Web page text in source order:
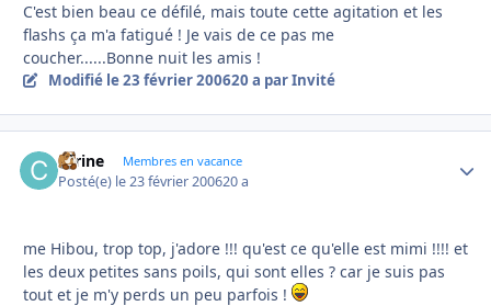
C'est bien beau ce défilé, mais toute cette agitation et les
flashs ça m'a fatigué ! Je vais de ce pas me
coucher......Bonne nuit les amis !
Modifié le 23 février 200620 a par Invité
carine Membres en vacance
Posté(e) le 23 février 200620 a
me Hibou, trop top, j'adore !!! qu'est ce qu'elle est mimi !!!! et
les deux petites sans poils, qui sont elles ? car je suis pas
tout et je m'y perds un peu parfois !